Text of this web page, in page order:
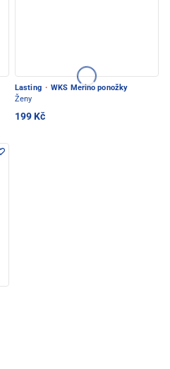
Lasting · WKS Merino ponožky
Ženy
199 Kč